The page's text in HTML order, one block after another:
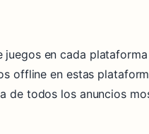
juegos en cada
offline en estas
de todos los anuncios